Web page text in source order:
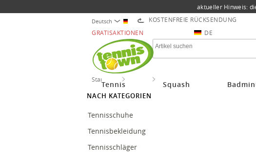
aktueller Hinweis:
Deutsch KOSTENFREIE RÜCKSENDUNG
GRATISAKTIONEN
DE
Tennis Squash
Startseite
NACH KATEGORIEN
Tennisschuhe
Tennisbekleidung
Tennisschläger